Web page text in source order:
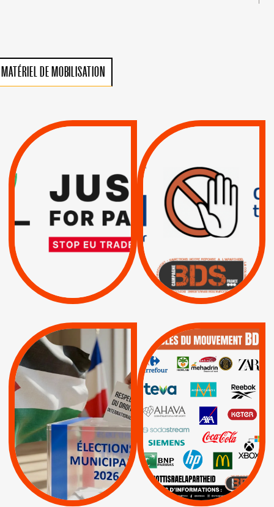
MATÉRIEL DE MOBILISATION
VIOLATIONS DES
SUSPENSION
TOTALE DE
L’ACCORD
D’ASSOCIATION UE-
ISRAËL
| Pétitions
INTERNATIONAL ?
TRUMP, MACRON :
MÊME COMBAT
| Actus |
| Boycott militaire |
Lettres d'interpellation
MUNICIPALES 2026 :
JE VOTE POUR LE
RESPECT DU DROIT
INTERNATIONAL EN
PALESTINE
APPELS | Actus |
Espaces Sans
Apartheid
| Lettres d'interpellation
QUE BOYCOTTER ?
BOYCOTT /
AXA BNP | CAF |
Carrefour | HP |
Keter |
Livres et brochures |
Mehadrin | PUMA
Sodastream |
Visuels, tracts,
affiches,...